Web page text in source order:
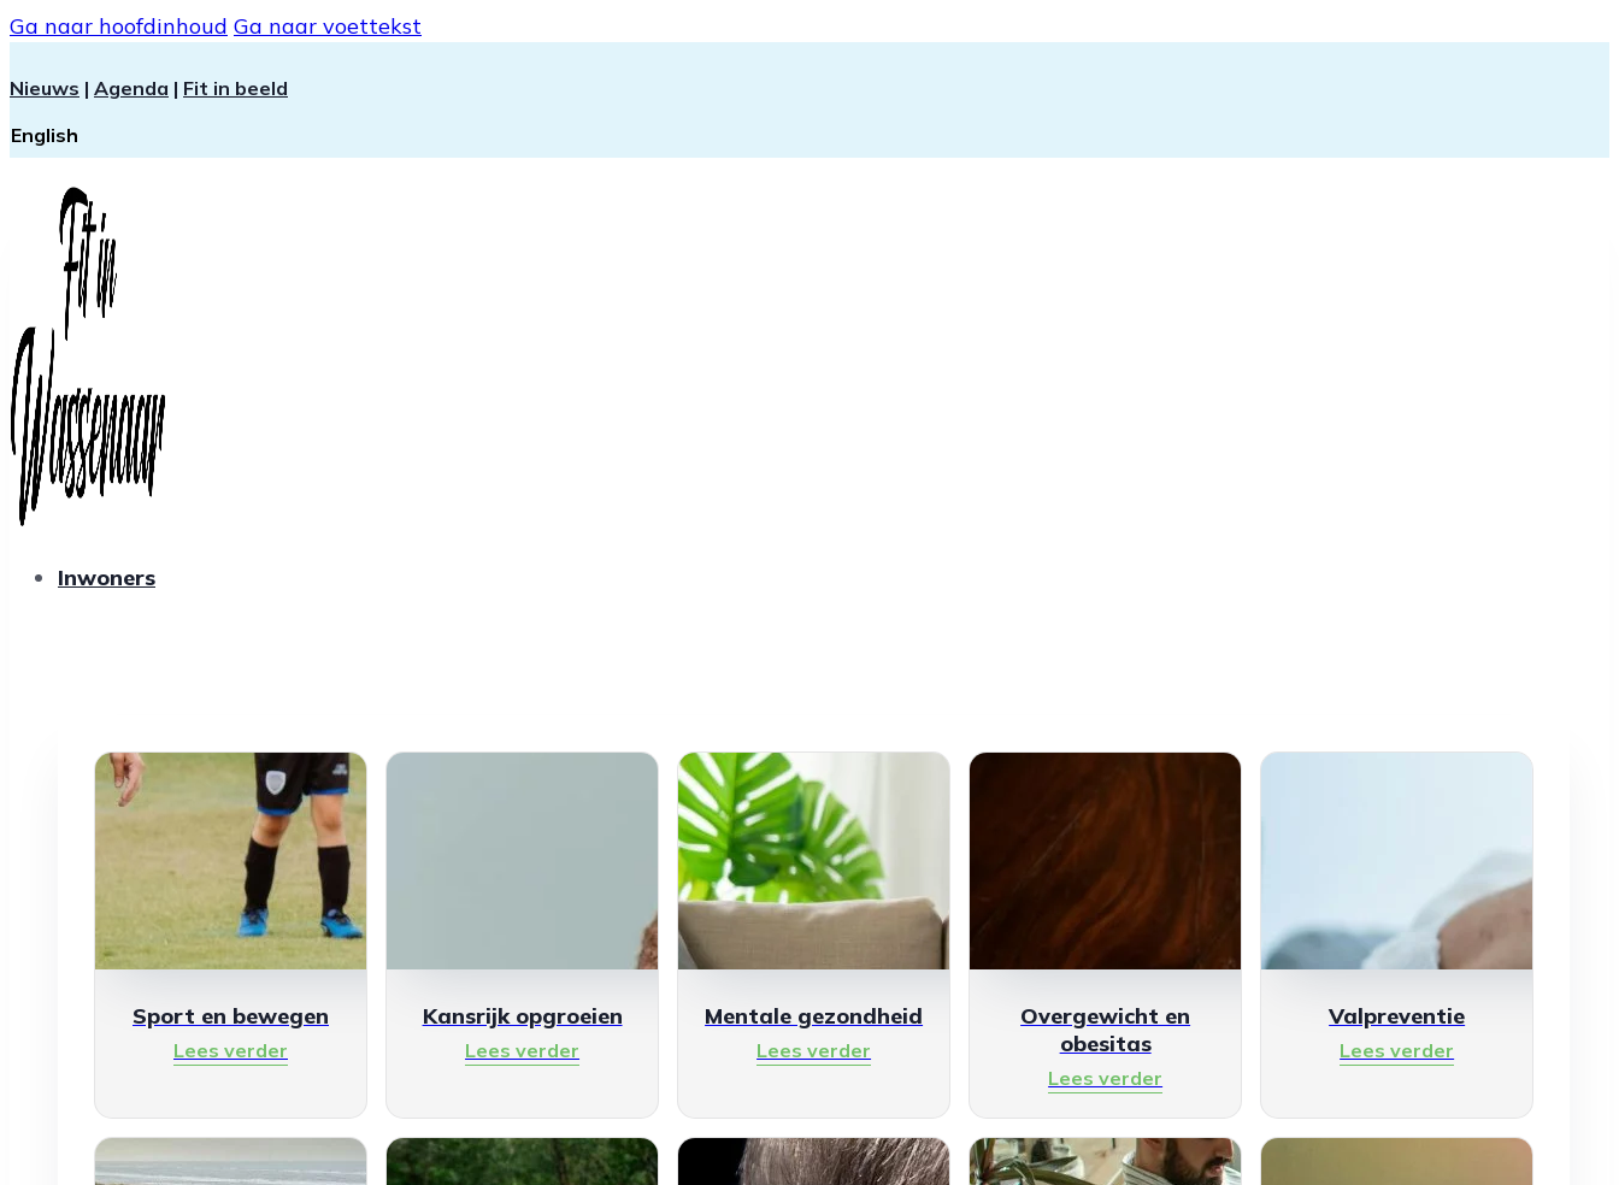
Ga naar hoofdinhoud Ga naar voettekst
Nieuws | Agenda | Fit in beeld
English
Inwoners
Sport en bewegen
Lees verder
Kansrijk opgroeien
Lees verder
Mentale gezondheid
Lees verder
Overgewicht en
obesitas
Lees verder
Valpreventie
Lees verder